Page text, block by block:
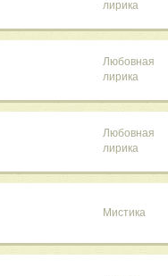
лирика
Любовная
лирика
Любовная
лирика
Мистика